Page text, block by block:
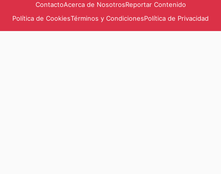
ContactoAcerca de NosotrosReportar Contenido
Política de CookiesTérminos y CondicionesPolítica de Privacidad